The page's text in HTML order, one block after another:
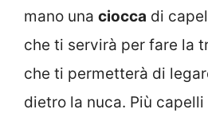
mano una ciocca di
che ti servirà per fare la
che ti permetterà di
dietro la nuca. Più